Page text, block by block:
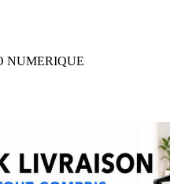
NUMERIQUE